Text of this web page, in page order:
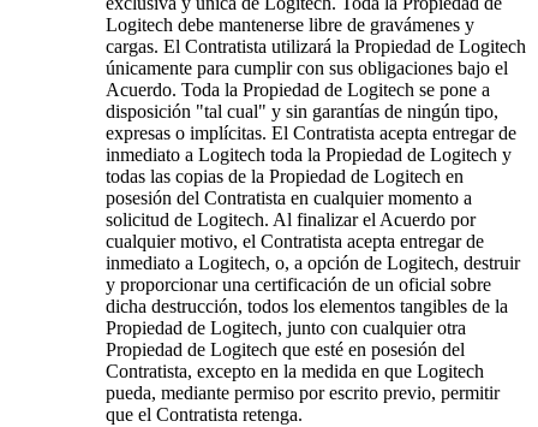
Logitech debe mantenerse libre de gravámenes y
cargas. El Contratista utilizará la Propiedad de Logitech
únicamente para cumplir con sus obligaciones bajo el
Acuerdo. Toda la Propiedad de Logitech se pone a
disposición "tal cual" y sin garantías de ningún tipo,
expresas o implícitas. El Contratista acepta entregar de
inmediato a Logitech toda la Propiedad de Logitech y
todas las copias de la Propiedad de Logitech en
posesión del Contratista en cualquier momento a
solicitud de Logitech. Al finalizar el Acuerdo por
cualquier motivo, el Contratista acepta entregar de
inmediato a Logitech, o, a opción de Logitech, destruir
y proporcionar una certificación de un oficial sobre
dicha destrucción, todos los elementos tangibles de la
Propiedad de Logitech, junto con cualquier otra
Propiedad de Logitech que esté en posesión del
Contratista, excepto en la medida en que Logitech
pueda, mediante permiso por escrito previo, permitir
que el Contratista retenga.